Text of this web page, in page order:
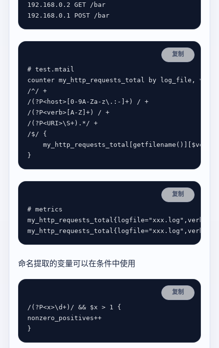
192.168.0.2 GET /
192.168.0.1
POST /
复制
# test.mtail
/^/ +
/ ( ?P<host> [0 -9A - Za - z\ . : - ] +) / +
/ ( ?P<verb> [A - Z] +) / +
/ ( ?P<URI>\S+) .*/ +
/$ /
    my_http_requests_total[getfilename()][
$verb]
复制
# metrics
my_http_requests_total{logfile="xxx.log" ,verb
my_http_requests_total{logfile="xxx.log" ,verb
命名提取的变量可以在条件中使用
复制
/ ( ?P<x>\d+) / && $x > 1
nonzero_positives++